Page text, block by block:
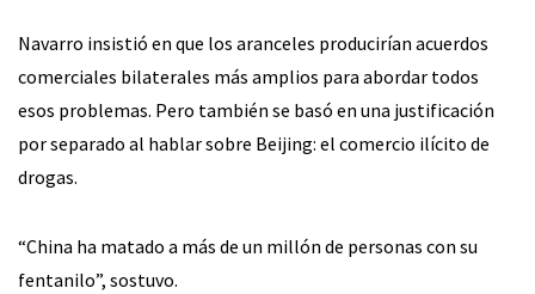
Navarro insistió en que los aranceles producirían acuerdos
comerciales bilaterales más amplios para abordar todos
esos problemas. Pero también se basó en una justificación
por separado al hablar sobre Beijing: el comercio ilícito de
drogas.
“China ha matado a más de un millón de personas con su
fentanilo”, sostuvo.